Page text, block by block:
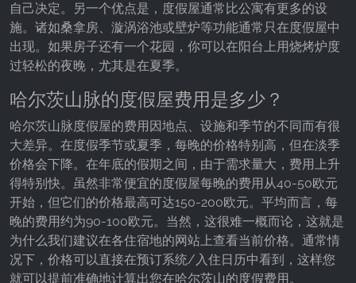
自己决定。另一个优点是，度假屋通常比公寓有更多的设
施。诸如桑拿房、漩涡浴池或壁炉等功能通常只在度假屋中
出现。如果房子还有一个花园，你可以在阳台上用烧烤炉度
过轻松的夜晚，尤其是在夏季。
哈尔茨山脉的度假屋费用是多少？
哈尔茨山脉度假屋的费用因地点、设施和季节的不同而有很
大差异。在度假季节或夏季，每晚的价格特别高，但在淡季
价格会下降。在年底的假期之间，由于需求量大，费用上升
得特别快。虽然非常便宜的度假屋每晚的费用从40-50欧元
开始，但它们的价格最高可达150-200欧元。平均而言，每
晚的费用约为90-100欧元。当然，这很难一概而论，这就是
为什么我们建议在各住宿地的网站上查看当前价格。通常情
况下，价格可以直接在预订系统/入住日历中看到，这样您
就可以提前准确地计算出您在哈尔茨山的度假费用。